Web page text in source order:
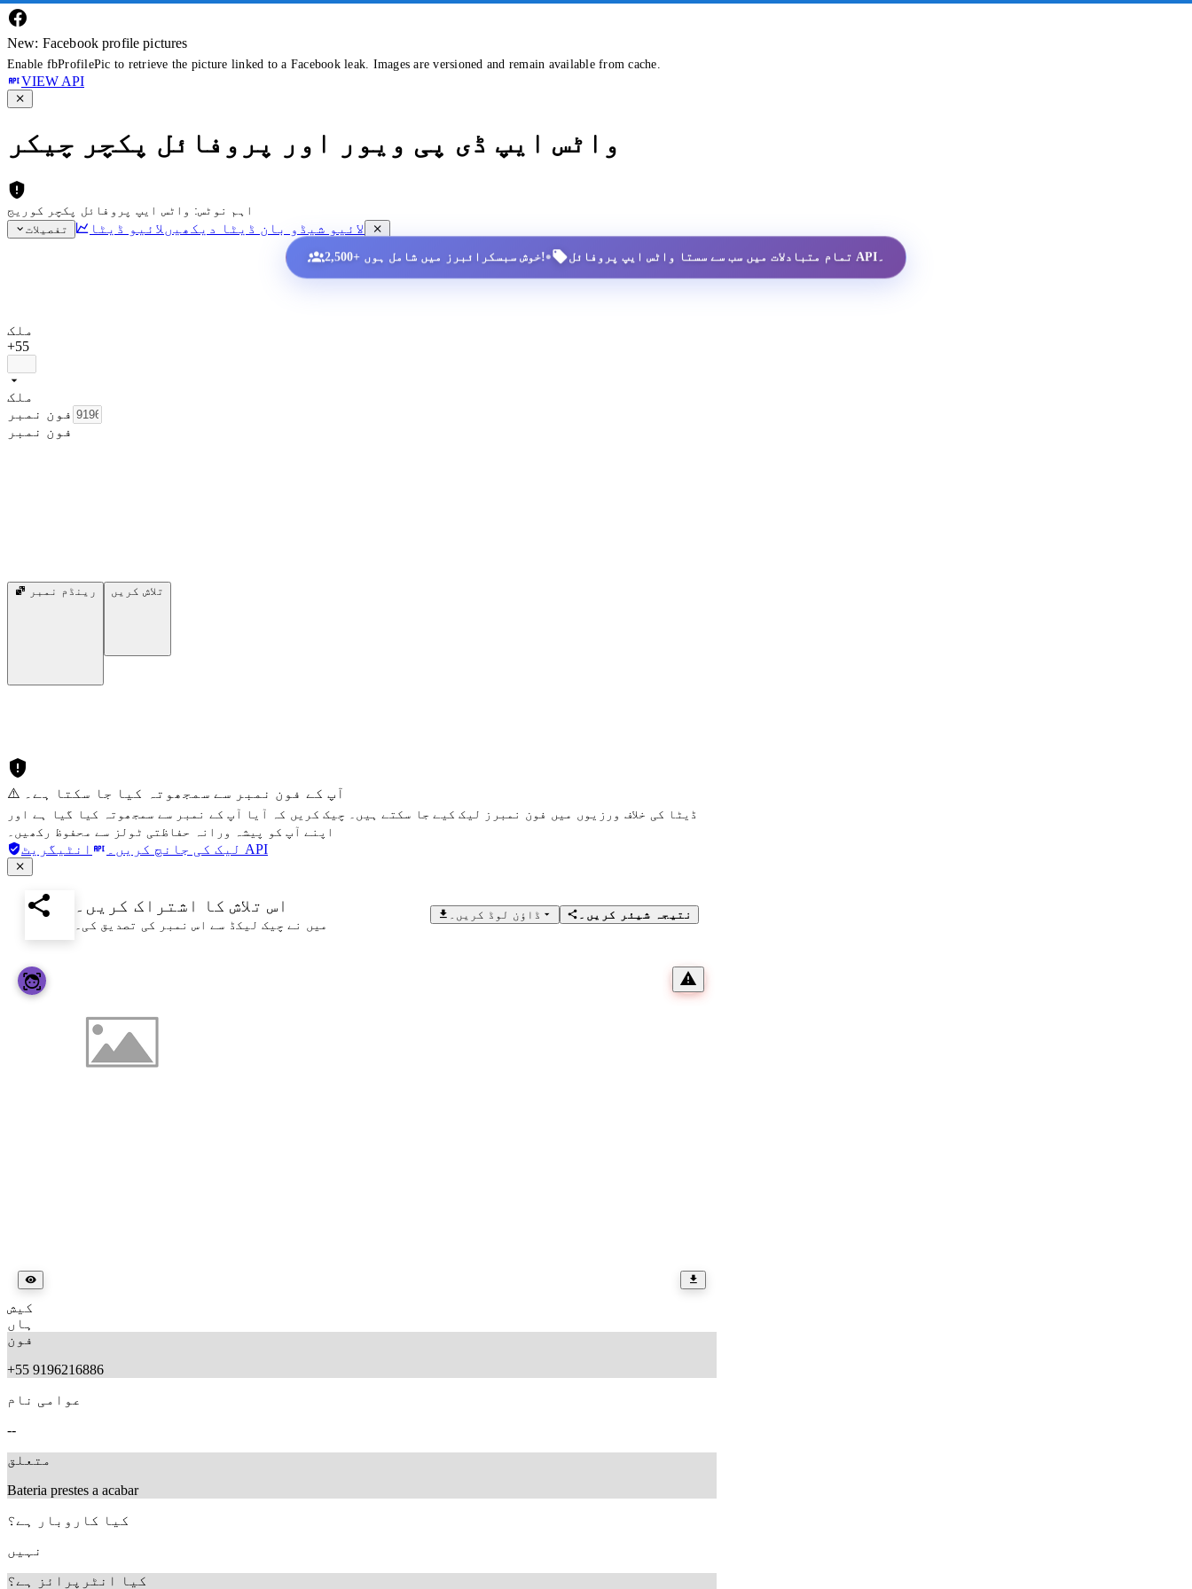
New: Facebook profile pictures
Enable fbProfilePic to retrieve the picture linked to a Facebook leak. Images are versioned and remain available from cache.
VIEW API
واٹس ایپ ڈی پی ویور اور پروفائل پکچر چیکر
اہم نوٹس: واٹس ایپ پروفائل پکچر کوریج
تفصیلات
لائیو شیڈو بان ڈیٹا دیکھیں لائیو ڈیٹا
2,500+ خوش سبسکرائبرز میں شامل ہوں!• تمام متبادلات میں سب سے سستا واٹس ایپ پروفائل API۔
ملک
+55
ملک
فون نمبر
فون نمبر
رینڈم نمبر تلاش کریں
⚠️ آپ کے فون نمبر سے سمجھوتہ کیا جا سکتا ہے۔
ڈیٹا کی خلاف ورزیوں میں فون نمبرز لیک کیے جا سکتے ہیں۔ چیک کریں کہ آیا آپ کے نمبر سے سمجھوتہ کیا گیا ہے اور
اپنے آپ کو پیشہ ورانہ حفاظتی ٹولز سے محفوظ رکھیں۔
لیک کی جانچ کریں۔ انٹیگریٹ API
اس تلاش کا اشتراک کریں۔
میں نے چیک لیکڈ سے اس نمبر کی تصدیق کی۔
ڈاؤن لوڈ کریں۔ نتیجہ شیئر کریں۔
کیش
ہاں
فون
+55 9196216886
عوامی نام
--
متعلق
Bateria prestes a acabar
کیا کاروبار ہے؟
نہیں
کیا انٹرپرائز ہے؟